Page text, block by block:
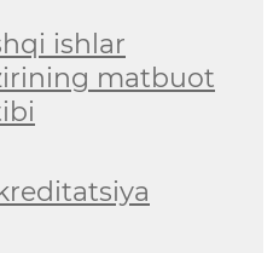
ishlar
matbuot